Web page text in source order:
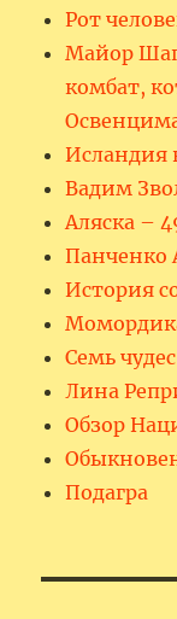
Рот
Майор
комбат,
Исландия
Вадим
Аляска –
Панченко
История
Семь
Лина
Обзор
Подагра